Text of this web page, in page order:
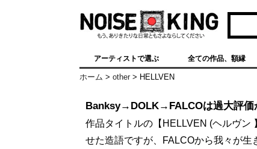
ート作品を販売
アーティストで選ぶ 全ての作品、額縁
ホーム > other > HELLVEN
Banksy→DOLK→FALCOは過大評価
作品タイトルの【HELLVEN (ヘルヴン
せた造語ですが、FALCOから我々が